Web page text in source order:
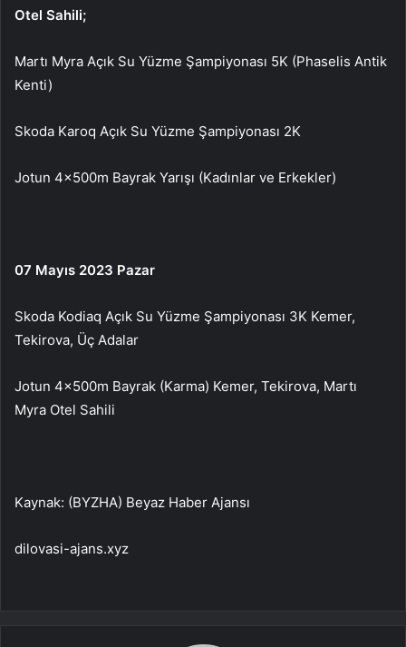
Otel Sahili;
Martı Myra Açık Su Yüzme Şampiyonası 5K (Phaselis Antik
Kenti)
Skoda Karoq Açık Su Yüzme Şampiyonası 2K
Jotun 4x500m Bayrak Yarışı (Kadınlar ve Erkekler)
07 Mayıs 2023 Pazar
Skoda Kodiaq Açık Su Yüzme Şampiyonası 3K Kemer,
Tekirova, Üç Adalar
Jotun 4x500m Bayrak (Karma) Kemer, Tekirova, Martı
Myra Otel Sahili
Kaynak: (BYZHA) Beyaz Haber Ajansı
dilovasi-ajans.xyz